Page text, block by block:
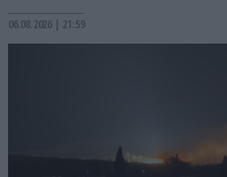
06.08.2026 | 21:59